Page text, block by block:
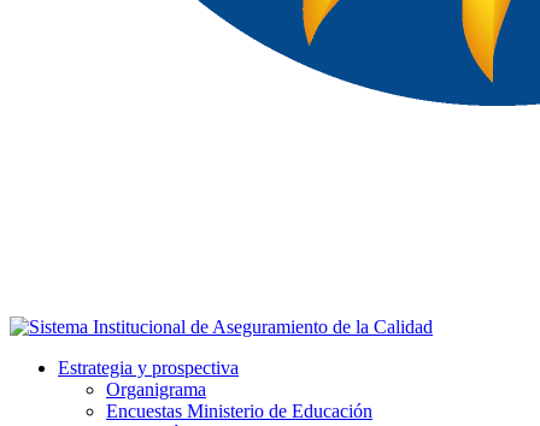
Estrategia y prospectiva
Organigrama
Encuestas Ministerio de Educación